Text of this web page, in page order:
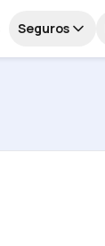
Seguros